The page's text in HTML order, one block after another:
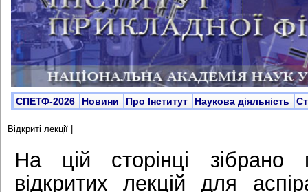
СПЕТФ-2026 Новини Про Інститут Наукова діяльність
Відкриті лекції
На цій сторінці зібрано
відкритих лекцій для